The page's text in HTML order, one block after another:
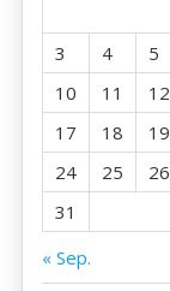
3
4 5
10
11 12
17
18 19
24
25 26
31
« Sep.